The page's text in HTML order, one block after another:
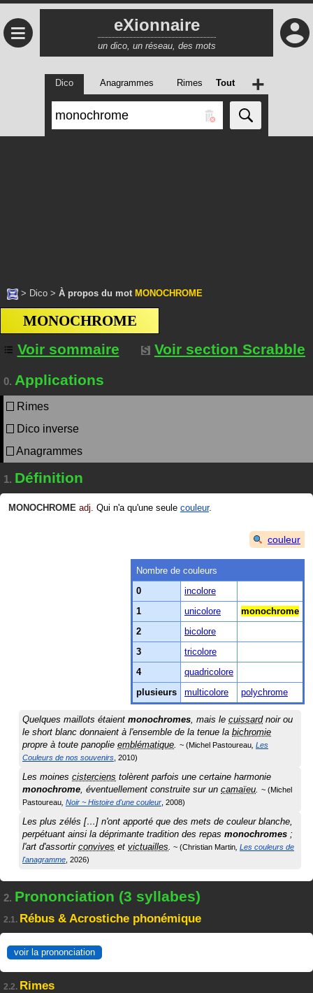
≡ eXionnaire
un dico, un réseau, des mots
Dico Anagrammes Rimes Tout +
> Dico > À propos du mot MONOCHROME
MONOCHROME
Voir sommaire
Voir section Scrabble
0. Applications
Rimes
Dico inverse
Anagrammes
1. Définition
MONOCHROME adj. Qui n'a qu'une seule couleur.
couleur
Nombre de couleurs
0
incolore
1
unicolore
monochrome
2
bicolore
3
tricolore
4
quadricolore
plusieurs
multicolore polychrome
Quelques maillots étaient monochromes, mais le cuissardnoir ou
le short blanc donnaient à l'ensemble de la tenue la bichromie
propre à toute panoplie emblématique. Michel Pastoureau Les
Couleurs de nos souvenirs 2010
Les moines cisterciens tolèrent parfois une certaine harmonie
monochrome, éventuellement construite sur un camaïeu.
Michel
Pastoureau Noir ~ Histoire d'une couleur 2008
Les plus zélés […] n'ont apporté que des mets de couleur blanche,
perpétuant ainsi la déprimante tradition des repas monochromes ;
l'art d'assortir convives et victuailles. Christian Martin Les couleurs de
l'anagramme 2026
2. Prononciation (3 syllabes)
2.1. Rébus & Acrostiche phonémique
voir la prononciation
2.2. Rimes